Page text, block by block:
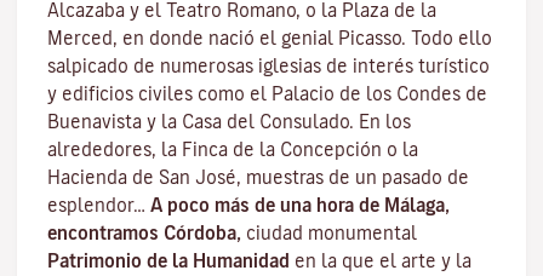
Alcazaba y el Teatro Romano, o la Plaza de la
Merced, en donde nació el genial Picasso. Todo ello
salpicado de numerosas iglesias de interés turístico
y edificios civiles como el Palacio de los Condes de
Buenavista y la Casa del Consulado. En los
alrededores, la Finca de la Concepción o la
Hacienda de San José, muestras de un pasado de
esplendor… A poco más de una hora de Málaga,
encontramos Córdoba, ciudad monumental
Patrimonio de la Humanidad en la que el arte y la